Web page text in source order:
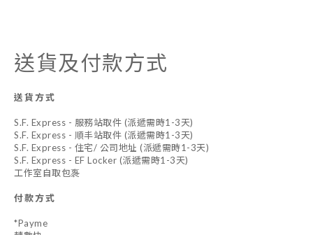
送貨及付款方式
送貨方式
S.F. Express - 服務站取件 (派遞需時1-3天)
S.F. Express - 順丰站取件 (派遞需時1-3天)
S.F. Express - 住宅/ 公司地址 (派遞需時1-3天)
S.F. Express - EF Locker (派遞需時1-3天)
工作室自取包褢
付款方式
*Payme